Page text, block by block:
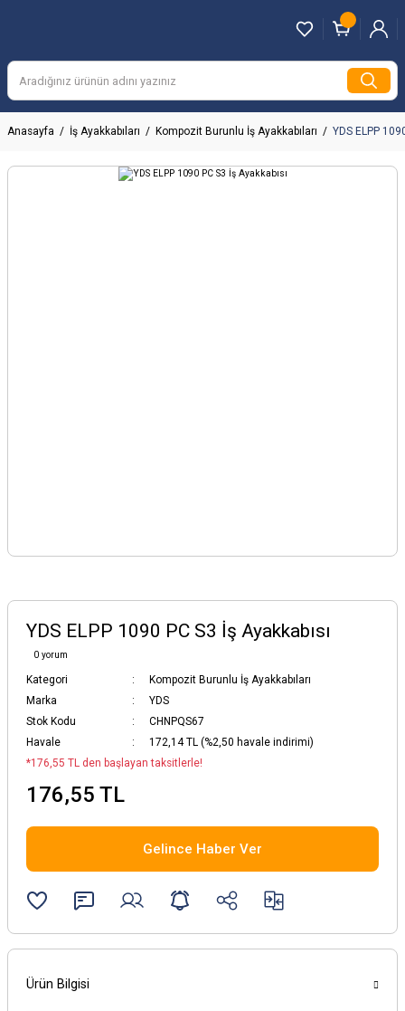
Anasayfa İş Ayakkabıları Kompozit Burunlu İş Ayakkabıları YDS ELPP
YDS ELPP 1090 PC S3 İş Ayakkabısı
0 yorum
Kategori
Kompozit Burunlu İş Ayakkabıları
Marka
YDS
Stok Kodu
CHNPQS67
Havale
172,14 TL (%2,50 havale indirimi)
*176,55 TL den başlayan taksitlerle!
176,55 TL
Gelince Haber Ver
Ürün Bilgisi